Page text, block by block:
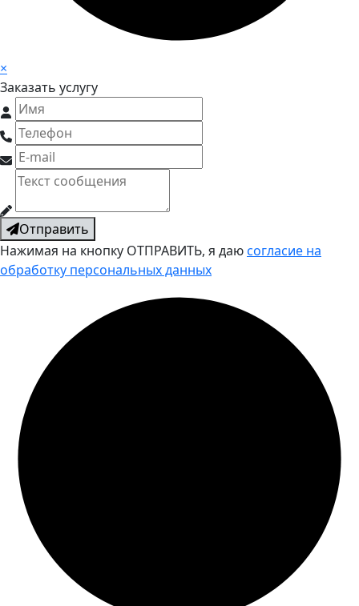
×
Заказать услугу
Отправить
Нажимая на кнопку ОТПРАВИТЬ, я даюсогласие на
обработку персональных данных